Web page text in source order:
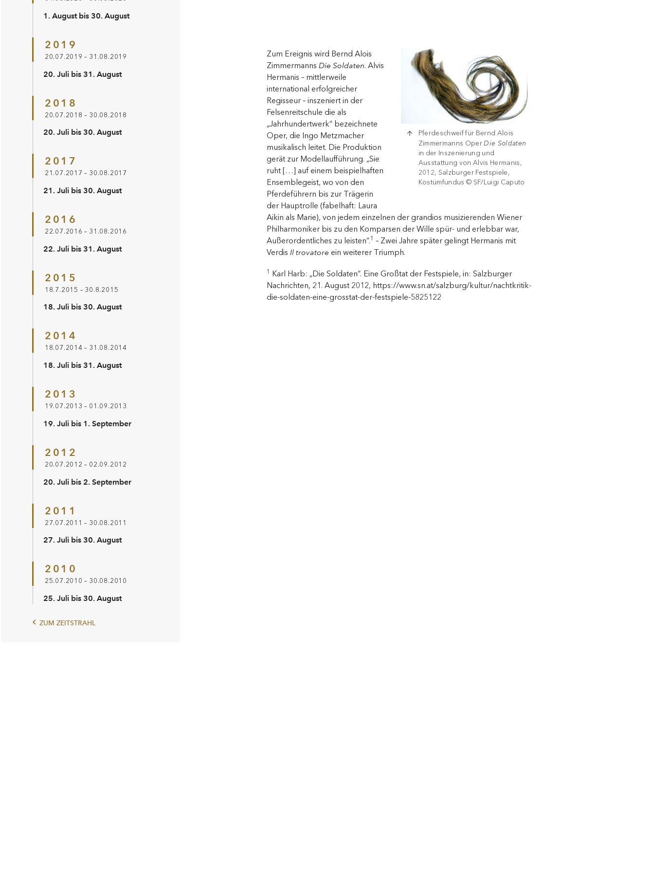
1. August bis 30. August
2019
20.07.2019 – 31.08.2019
20. Juli bis 31. August
2018
20.07.2018 – 30.08.2018
20. Juli bis 30. August
2017
21.07.2017 – 30.08.2017
21. Juli bis 30. August
2016
22.07.2016 – 31.08.2016
22. Juli bis 31. August
2015
18.7.2015 – 30.8.2015
18. Juli bis 30. August
2014
18.07.2014 – 31.08.2014
18. Juli bis 31. August
2013
19.07.2013 – 01.09.2013
19. Juli bis 1. September
2012
20.07.2012 – 02.09.2012
20. Juli bis 2. September
2011
27.07.2011 – 30.08.2011
27. Juli bis 30. August
2010
25.07.2010 – 30.08.2010
25. Juli bis 30. August
ZUM ZEITSTRAHL
Pferdeschweif für Bernd Alois
Zimmermanns OperDie Soldaten
in der Inszenierung und
Ausstattung von Alvis Hermanis,
2012, Salzburger Festspiele,
Kostümfundus © SF/Luigi Caputo
Zum Ereignis wird Bernd Alois
Zimmermanns Die Soldaten. Alvis
Hermanis – mittlerweile
international erfolgreicher
Regisseur – inszeniert in der
Felsenreitschule die als
„Jahrhundertwerk“ bezeichnete
Oper, die Ingo Metzmacher
musikalisch leitet. Die Produktion
gerät zur Modellaufführung. „Sie
ruht […] auf einem beispielhaften
Ensemblegeist, wo von den
Pferdeführern bis zur Trägerin
der Hauptrolle (fabelhaft: Laura
Aikin als Marie), von jedem einzelnen der grandios musizierenden Wiener
Philharmoniker bis zu den Komparsen der Wille spür- und erlebbar war,
Außerordentliches zu leisten“.1 – Zwei Jahre später gelingt Hermanis mit
Verdis Il trovatore ein weiterer Triumph.
1
Karl Harb: „Die Soldaten“. Eine Großtat der Festspiele, in: Salzburger
Nachrichten, 21. August 2012, https://www.sn.at/salzburg/kultur/nachtkritik-
die-soldaten-eine-grosstat-der-festspiele-5825122